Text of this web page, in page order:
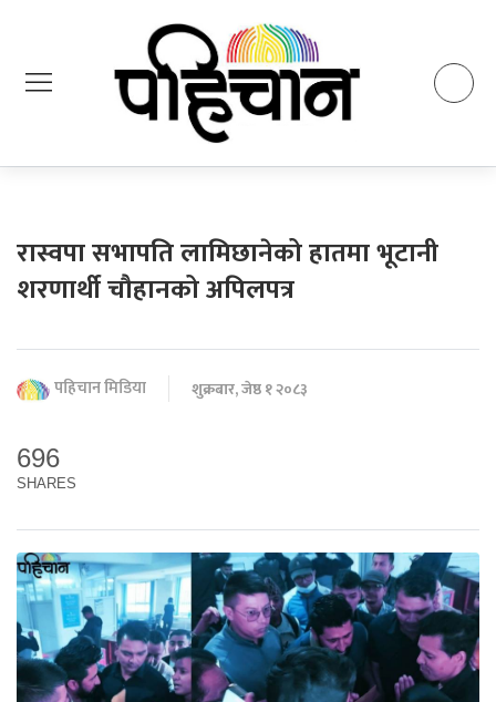
रास्वपा सभापति लामिछानेको हातमा भूटानी
शरणार्थी चौहानको अपिलपत्र
पहिचान मिडिया शुक्रबार, जेष्ठ १ २०८३
696
SHARES